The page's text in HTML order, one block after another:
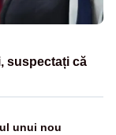
suspectați că
unui nou